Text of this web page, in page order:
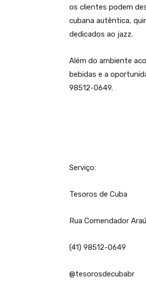
os clientes podem
cubana autêntica,
dedicados ao jazz.
Além do ambiente
bebidas e a
98512-0649.
Serviço:
Tesoros de Cuba
Rua Comendador
(41) 98512-0649
@tesorosdecubabr